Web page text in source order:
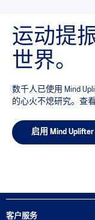
运动提
世界。
数千人已使用 Mind
的心火不熄研究。查
启用 Mind Uplifter
客户服务